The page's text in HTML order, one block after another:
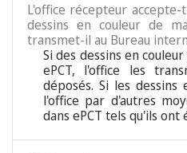
L'office récepteur
dessins en couleur de
transmet-il au Bureau
Si des dessins en
ePCT, l'office les
déposés. Si les dessins
l'office par d'autres
dans ePCT tels qu'ils ont